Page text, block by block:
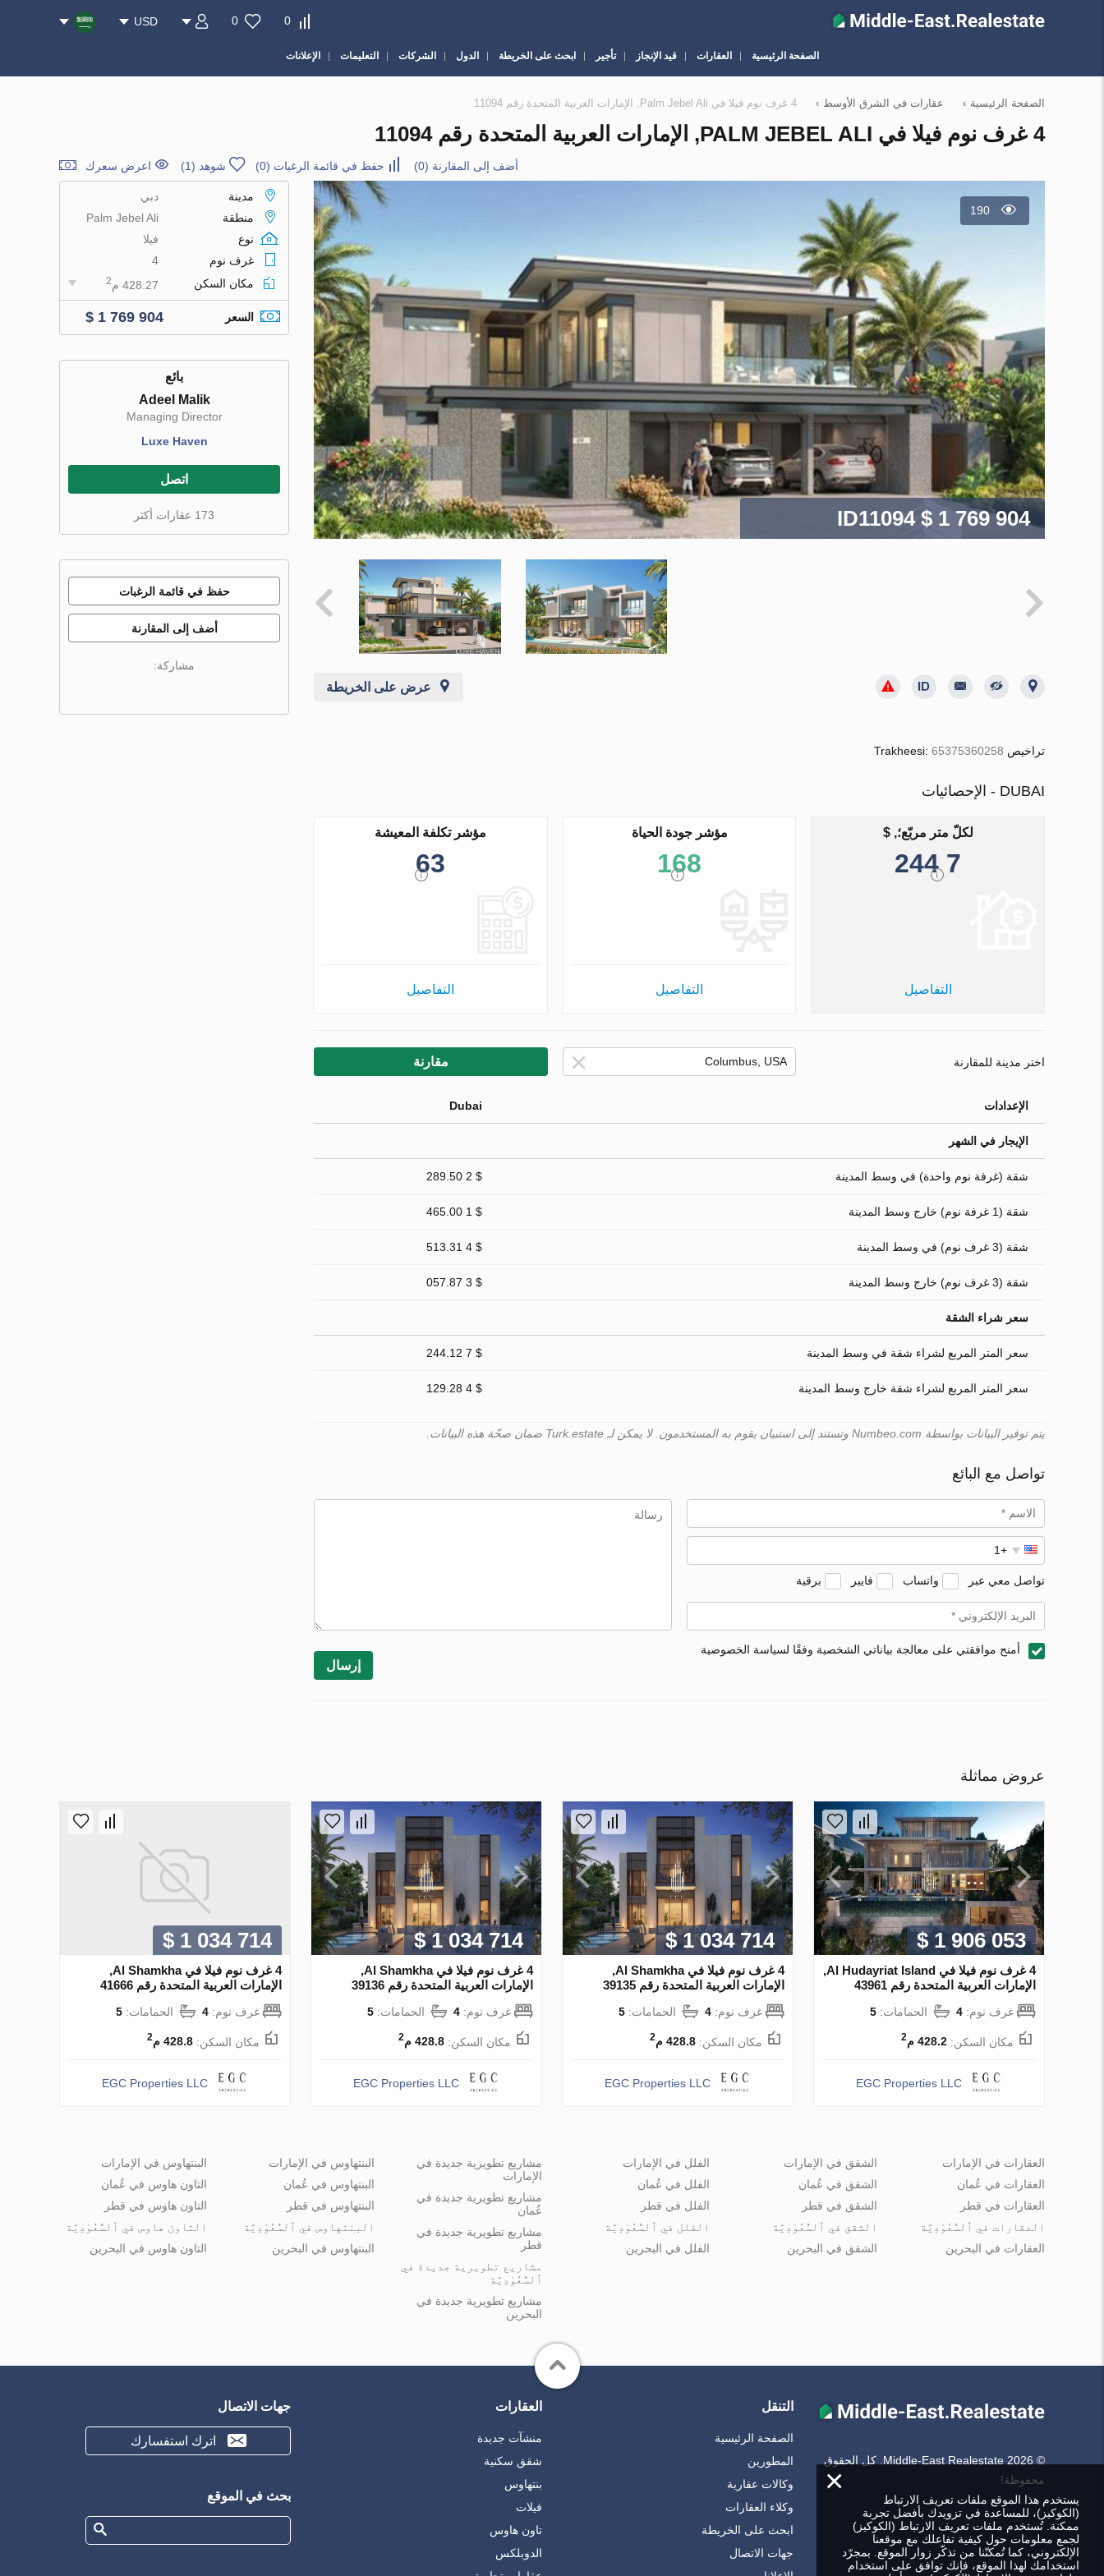
0
0
USD
الصفحة الرئيسية العقارات قيد الإنجاز تأجير ابحث على الخريطة الدول الشركات التعليمات الإعلانات
الصفحة الرئيسية › عقارات في الشرق الأوسط › 4 غرف نوم فيلا في Palm Jebel Ali, الإمارات العربية المتحدة رقم 11094
4 غرف نوم فيلا في PALM JEBEL ALI, الإمارات العربية المتحدة رقم 11094
أضف إلى المقارنة (
0
) حفظ في قائمة الرغبات (
0
) شوهد (1) اعرض سعرك
190
ID11094$ 1 769 904
عرض على الخريطة
تراخيص Trakheesi: 65375360258
DUBAI - الإحصائيات
لكلّ متر مربّع؛, $
7 244
التفاصيل
مؤشر جودة الحياة
168
التفاصيل
مؤشر تكلفة المعيشة
63
التفاصيل
اختر مدينة للمقارنة مقارنة
الإعدادات Dubai
الإيجار في الشهر
شقة (غرفة نوم واحدة) في وسط المدينة $ 2 289.50
شقة (1 غرفة نوم) خارج وسط المدينة $ 1 465.00
شقة (3 غرف نوم) في وسط المدينة $ 4 513.31
شقة (3 غرف نوم) خارج وسط المدينة $ 3 057.87
سعر شراء الشقة
سعر المتر المربع لشراء شقة في وسط المدينة $ 7 244.12
سعر المتر المربع لشراء شقة خارج وسط المدينة $ 4 129.28
يتم توفير البيانات بواسطة Numbeo.com وتستند إلى استبيان يقوم به المستخدمون. لا يمكن لـ Turk.estate ضمان صحّة هذه البيانات.
تواصل مع البائع
تواصل معي عبر واتساب فايبر برقية
أمنح موافقتي على معالجة بياناتي الشخصية وفقًا لسياسة الخصوصية
إرسال
مدينة
دبي
منطقة
Palm Jebel Ali
نوع
فيلا
غرف نوم
4
مكان السكن
428.27 م 2
السعر $ 1 769 904
بائع
Adeel Malik
Managing Director
Luxe Haven
اتصل
173 عقارات أكثر
حفظ في قائمة الرغبات
أضف إلى المقارنة
مشاركة:
عروض مماثلة
$ 1 906 053
4 غرف نوم فيلا في Al Hudayriat Island,
الإمارات العربية المتحدة رقم 43961
غرف نوم: 4 الحمامات: 5
مكان السكن: 428.2 م 2
EGC Properties LLC
$ 1 034 714
4 غرف نوم فيلا في Al Shamkha,
الإمارات العربية المتحدة رقم 39135
غرف نوم: 4 الحمامات: 5
مكان السكن: 428.8 م 2
EGC Properties LLC
$ 1 034 714
4 غرف نوم فيلا في Al Shamkha,
الإمارات العربية المتحدة رقم 39136
غرف نوم: 4 الحمامات: 5
مكان السكن: 428.8 م 2
EGC Properties LLC
$ 1 034 714
4 غرف نوم فيلا في Al Shamkha,
الإمارات العربية المتحدة رقم 41666
غرف نوم: 4 الحمامات: 5
مكان السكن: 428.8 م 2
EGC Properties LLC
العقارات في الإمارات
العقارات في عُمان
العقارات في قطر
العقارات في ٱلسُّعُوْدِيَّة
العقارات في البحرين
الشقق في الإمارات
الشقق في عُمان
الشقق في قطر
الشقق في ٱلسُّعُوْدِيَّة
الشقق في البحرين
الفلل في الإمارات
الفلل في عُمان
الفلل في قطر
الفلل في ٱلسُّعُوْدِيَّة
الفلل في البحرين
مشاريع تطويرية جديدة في
الإمارات
مشاريع تطويرية جديدة في
عُمان
مشاريع تطويرية جديدة في
قطر
مشاريع تطويرية جديدة في
ٱلسُّعُوْدِيَّة
مشاريع تطويرية جديدة في
البحرين
البنتهاوس في الإمارات
البنتهاوس في عُمان
البنتهاوس في قطر
البنتهاوس في ٱلسُّعُوْدِيَّة
البنتهاوس في البحرين
البنتهاوس في الإمارات
التاون هاوس في عُمان
التاون هاوس في قطر
التاون هاوس في ٱلسُّعُوْدِيَّة
التاون هاوس في البحرين
© Middle-East Realestate 2026. كل الحقوق
محفوظة!
التنقل
الصفحة الرئيسية
المطورين
وكالات عقارية
وكلاء العقارات
ابحث على الخريطة
جهات الاتصال
العقارات
منشآت جديدة
شقق سكنية
بنتهاوس
فيلات
تاون هاوس
الدوبلكس
جهات الاتصال
اترك استفسارك
بحث في الموقع ×
يستخدم هذا الموقع ملفات تعريف الارتباط
(الكوكيز)، للمساعدة في تزويدك بأفضل تجربة
ممكنة. تُستخدم ملفات تعريف الارتباط (الكوكيز)
لجمع معلومات حول كيفية تفاعلك مع موقعنا
الإلكتروني، كما تُمكنّنا من تذكّر زوار الموقع. بمجرّد
استخدامك لهذا الموقع، فإنك توافق على استخدام